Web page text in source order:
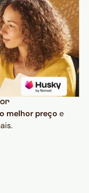
melhor preço e